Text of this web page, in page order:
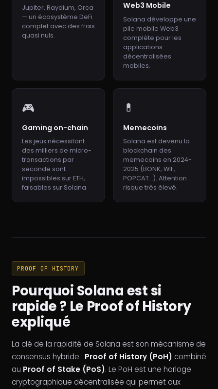
Jupiter, Raydium, Orca
— un écosystème DeFi
complet avec des frais
quasi nuls.
Web3 Mobile
Solana développe une
pile mobile Web3
complète pour les
applications
décentralisées
mobiles.
🎮
Gaming on-chain
Les jeux nécessitant
des milliers de micro-
transactions par
seconde sont
impossibles sur ETH,
faisables sur Solana.
💊
Memecoins
Solana est devenu la
blockchain des
memecoins en 2024-
2025 (BONK, WIF,
POPCAT…). Attention :
risque très élevé.
PROOF OF HISTORY
Pourquoi Solana est si
rapide ? Le Proof of History
expliqué
La clé de la rapidité de Solana est son mécanisme de
consensus hybride : Proof of History (PoH) combiné
au Proof of Stake (PoS). Le PoH est une horloge
cryptographique décentralisée qui permet aux